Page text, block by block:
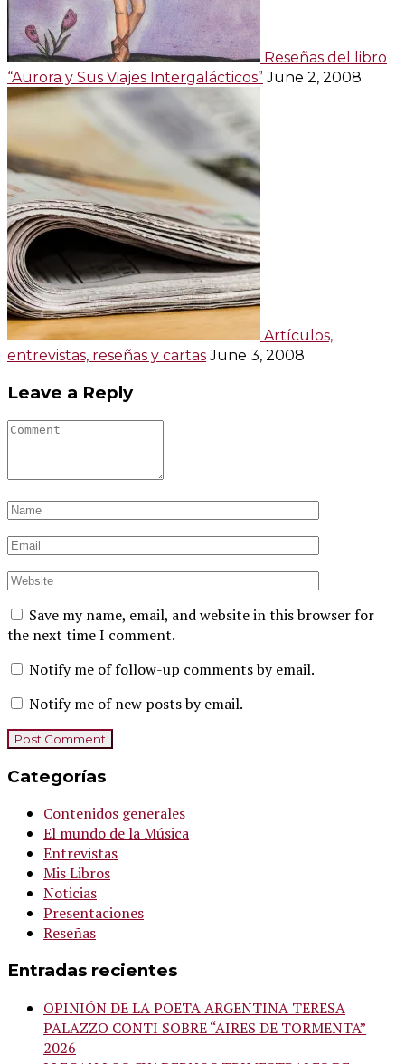
Reseñas del libro
“Aurora y Sus Viajes Intergalácticos” June 2, 2008
Artículos,
entrevistas, reseñas y cartas June 3, 2008
Leave a Reply
Save my name, email, and website in this browser for
the next time I comment.
Notify me of follow-up comments by email.
Notify me of new posts by email.
Categorías
Contenidos generales
El mundo de la Música
Entrevistas
Mis Libros
Noticias
Presentaciones
Reseñas
Entradas recientes
OPINIÓN DE LA POETA ARGENTINA TERESA
PALAZZO CONTI SOBRE “AIRES DE TORMENTA”
2026